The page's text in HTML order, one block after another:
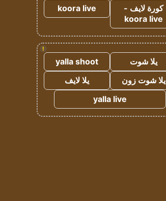
كورة لايف -
koora live
koora live
!
يلا شوت
yalla shoot
يلا شوت زون
يلا لايف
yalla live